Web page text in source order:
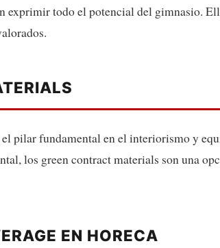
exprimir todo el potencial del gimnasio.
pilar fundamental en el interiorismo y
los green contract materials son una
EN HORECA